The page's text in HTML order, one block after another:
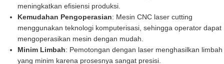
meningkatkan efisiensi produksi.
Kemudahan Pengoperasian: Mesin CNC laser cutting
menggunakan teknologi komputerisasi, sehingga operator dapat
mengoperasikan mesin dengan mudah.
Minim Limbah: Pemotongan dengan laser menghasilkan limbah
yang minim karena prosesnya sangat presisi.